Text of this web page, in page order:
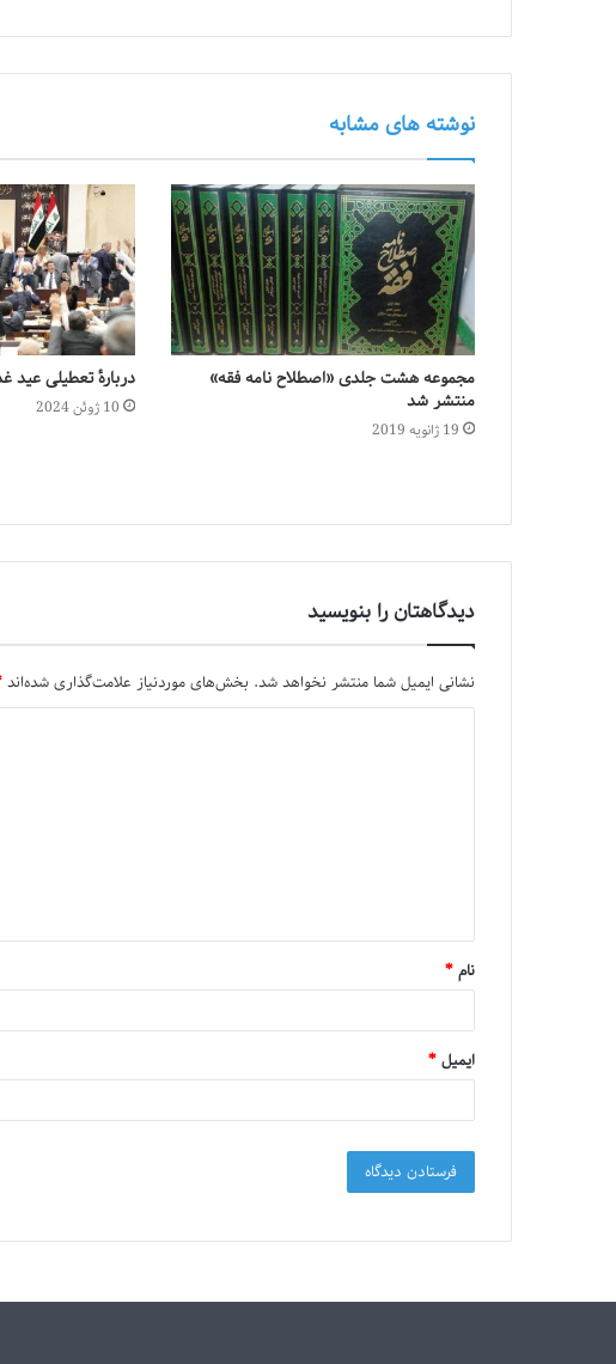
نوشته های مشابه
مجموعه هشت جلدی «اصطلاح‌ نامه فقه»
منتشر شد
19 ژانویه 2019
دربارهٔ تعطیلی عید
10 ژوئن 2024
دیدگاهتان را بنویسید
نشانی ایمیل شما منتشر نخواهد شد. بخش‌های موردنیاز علامت‌گذاری شده‌اند
نام*
ایمیل*